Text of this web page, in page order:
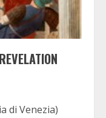
di Venezia)